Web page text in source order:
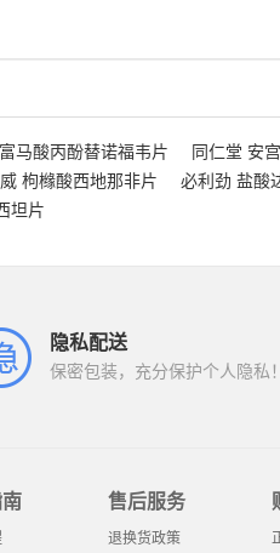
马酸丙酚替诺福韦片 同仁堂 安
枸橼酸西地那非片 必利劲 盐酸
坦片
隐私配送
保密包装，充分保护个人隐私！
售后服务
退换货政策